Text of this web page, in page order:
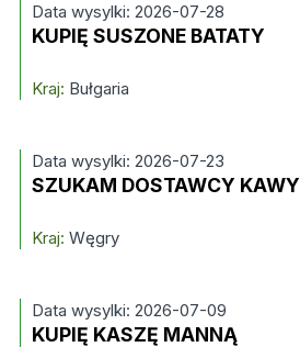
Data wysylki: 2026-07-28
KUPIĘ SUSZONE BATATY
Kraj: Bułgaria
Data wysylki: 2026-07-23
SZUKAM DOSTAWCY KAWY
Kraj: Węgry
Data wysylki: 2026-07-09
KUPIĘ KASZĘ MANNĄ